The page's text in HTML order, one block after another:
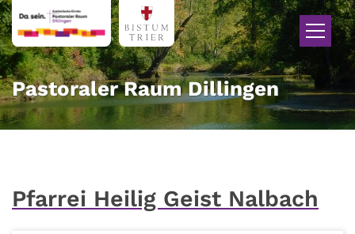
Zum Inhalt springen
Pastoraler Raum Dillingen
Pfarrei Heilig Geist Nalbach